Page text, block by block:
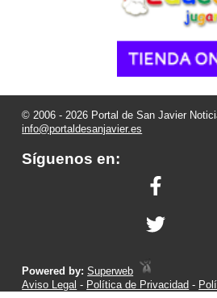
© 2006 - 2026 Portal de San Javier
info@portaldesanjavier.es
Síguenos en:
Powered by:Superweb
Aviso Legal - Política de Privacidad -